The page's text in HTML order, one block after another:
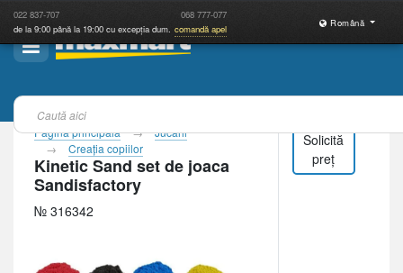
022 837-707 068 777-077
de la 9:00 până la 19:00 cu excepția dum. comandă apel
Română
Pagina principală
Jucării
Creaţia copiilor
Kinetic Sand set de joaca
Sandisfactory
№ 316342
Solicită
preț